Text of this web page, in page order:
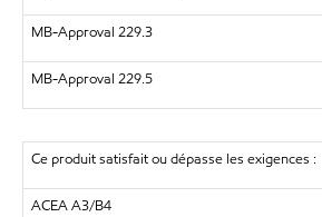
MB-Approval 229.3
MB-Approval 229.5
Ce produit satisfait ou dépasse les exigences :
ACEA A3/B4